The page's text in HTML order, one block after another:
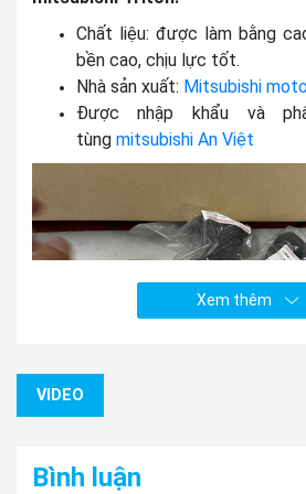
Chất liệu: được làm bằng
bền cao, chịu lực tốt.
Nhà sản xuất: Mitsubishi
Được nhập khẩu và
tùng mitsubishi An Việt
Xem thêm
VIDEO
Bình luận